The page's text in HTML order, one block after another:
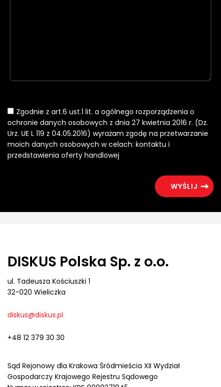
Zgodnie z art.6 ust.1 lit. a ogólnego rozporządzenia o
ochronie danych osobowych z dnia 27 kwietnia 2016 r. (Dz.
Urz. UE L 119 z 04.05.2016) wyrażam zgodę na przetwarzanie
moich danych osobowych w celach: kontaktu i
przedstawienia oferty handlowej
DISKUS Polska Sp. z o.o.
ul. Tadeusza Kościuszki 1
32-020 Wieliczka
diskus@diskus.pl
+48 12 379 30 30
Sąd Rejonowy dla Krakowa Śródmieścia XII Wydział
Gospodarczy Krajowego Rejestru Sądowego